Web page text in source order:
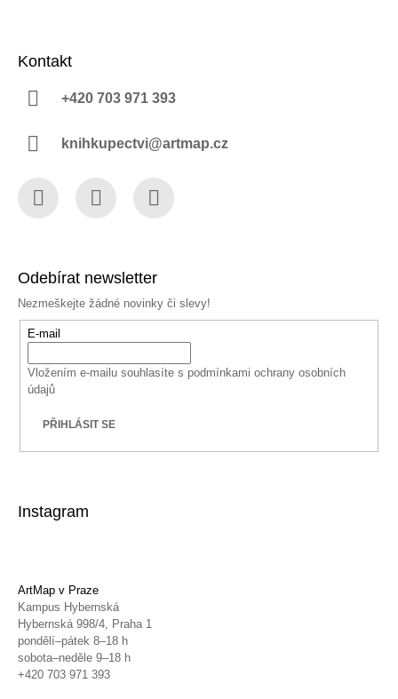
Kontakt
+420 703 971 393
knihkupectvi@artmap.cz
Odebírat newsletter
Nezmeškejte žádné novinky či slevy!
E-mail
Vložením e-mailu souhlasíte s podmínkami ochrany osobních
údajů
PŘIHLÁSIT SE
Instagram
ArtMap v Praze
Kampus Hybernská
Hybernská 998/4, Praha 1
pondělí–pátek 8–18 h
sobota–neděle 9–18 h
+420 703 971 393